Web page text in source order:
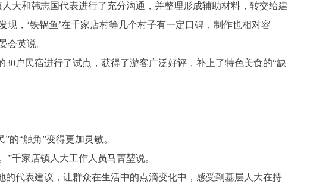
和韩志国代表进行了充分沟通，并整理形成辅助材料，转交给建
，‘铁锅鱼’在千家店村等几个村子有一定口碑，制作也相对容
会英说。
户民宿进行了试点，获得了游客广泛好评，补上了特色美食的“缺
“触角”变得更加灵敏。
千家店镇人大工作人员马菁堃说。
代表建议，让群众在生活中的点滴变化中，感受到基层人大在持